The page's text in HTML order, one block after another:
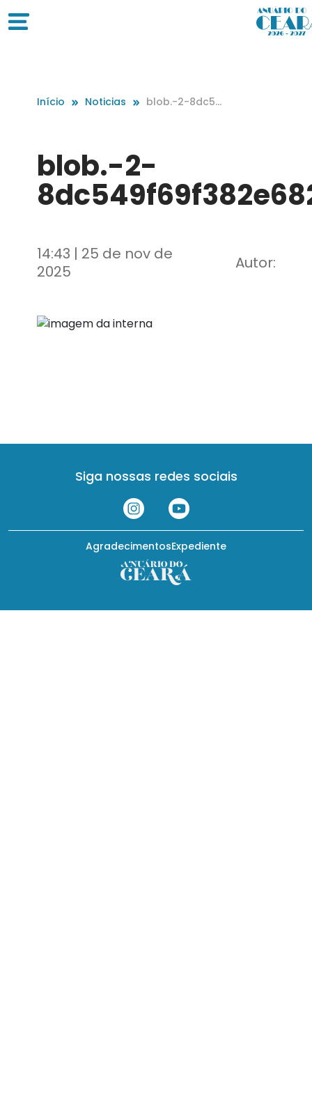
Início Noticias
blob.-2-8dc54
blob.-2-
14:43 | 25 de nov de
2025
Autor:
Siga nossas redes sociais
Expediente
Agradecimentos